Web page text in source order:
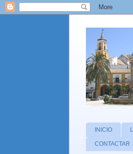
INICIO
CONTACTAR